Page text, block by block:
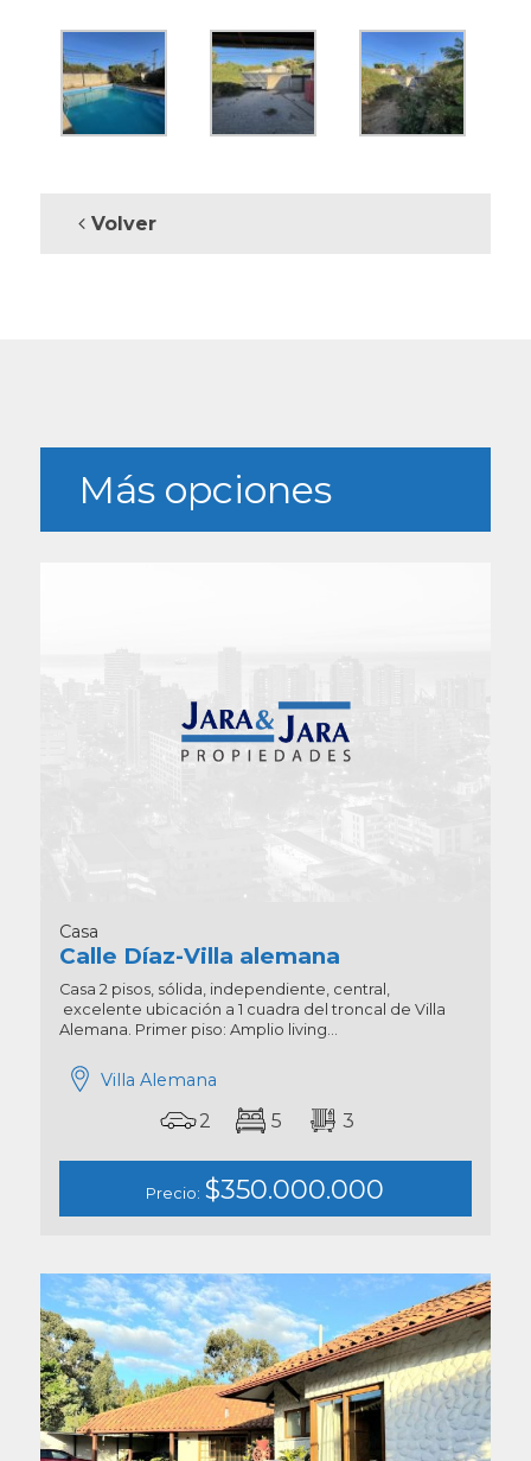
Volver
Más opciones
Casa
Calle Díaz-Villa alemana
Casa 2 pisos, sólida, independiente, central,
excelente ubicación a 1 cuadra del troncal de Villa
Alemana. Primer piso: Amplio living...
Villa Alemana
2 5 3
Precio: $350.000.000